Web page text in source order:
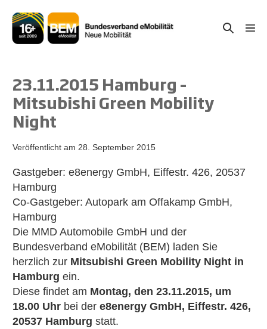
Inhalt
springen
Suche-
23.11.2015 Hamburg –
Mitsubishi Green Mobility
Night
Veröffentlicht am 28. September 2015
Gastgeber: e8energy GmbH, Eiffestr. 426, 20537
Hamburg
Co-Gastgeber: Autopark am Offakamp GmbH,
Hamburg
Die MMD Automobile GmbH und der
Bundesverband eMobilität (BEM) laden Sie
herzlich zur Mitsubishi Green Mobility Night in
Hamburg ein.
Diese findet am Montag, den 23.11.2015, um
18.00 Uhr bei der e8energy GmbH, Eiffestr. 426,
20537 Hamburg statt.